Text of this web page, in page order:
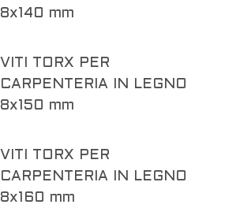
8x140 mm
VITI TORX PER
CARPENTERIA IN LEGNO
8x150 mm
VITI TORX PER
CARPENTERIA IN LEGNO
8x160 mm